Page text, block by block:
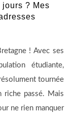
? Mes
! Avec ses
étudiante,
tournée
riche passé. Mais
ne rien manquer